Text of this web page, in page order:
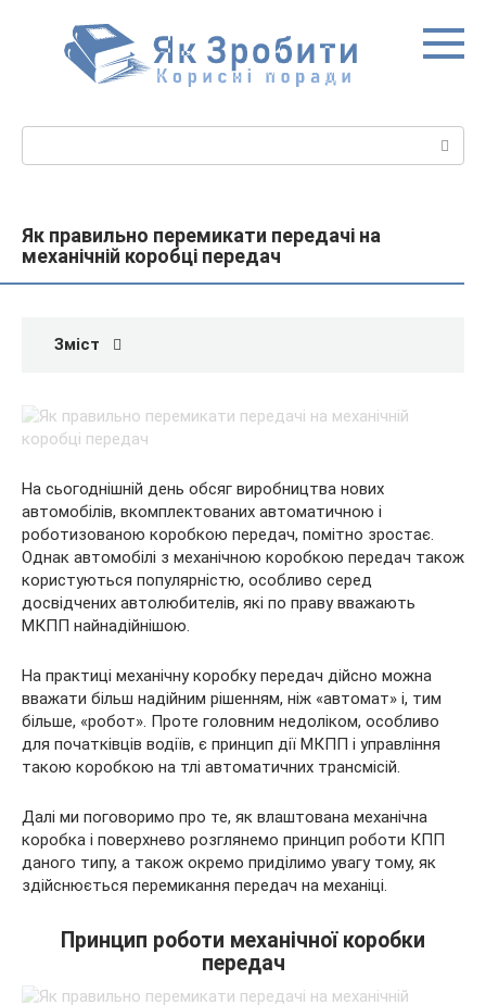
Як правильно перемикати передачі на
механічній коробці передач
Зміст
На сьогоднішній день обсяг виробництва нових
автомобілів, вкомплектованих автоматичною і
роботизованою коробкою передач, помітно зростає.
Однак автомобілі з механічною коробкою передач також
користуються популярністю, особливо серед
досвідчених автолюбителів, які по праву вважають
МКПП найнадійнішою.
На практиці механічну коробку передач дійсно можна
вважати більш надійним рішенням, ніж «автомат» і, тим
більше, «робот». Проте головним недоліком, особливо
для початківців водіїв, є принцип дії МКПП і управління
такою коробкою на тлі автоматичних трансмісій.
Далі ми поговоримо про те, як влаштована механічна
коробка і поверхнево розглянемо принцип роботи КПП
даного типу, а також окремо приділимо увагу тому, як
здійснюється перемикання передач на механіці.
Принцип роботи механічної коробки
передач